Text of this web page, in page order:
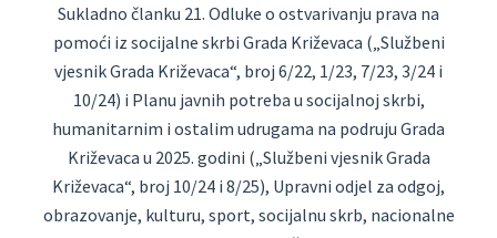
Sukladno članku 21. Odluke o ostvarivanju prava na
pomoći iz socijalne skrbi Grada Križevaca („Službeni
vjesnik Grada Križevaca“, broj 6/22, 1/23, 7/23, 3/24 i
10/24) i Planu javnih potreba u socijalnoj skrbi,
humanitarnim i ostalim udrugama na podruju Grada
Križevaca u 2025. godini („Službeni vjesnik Grada
Križevaca“, broj 10/24 i 8/25), Upravni odjel za odgoj,
obrazovanje, kulturu, sport, socijalnu skrb, nacionalne